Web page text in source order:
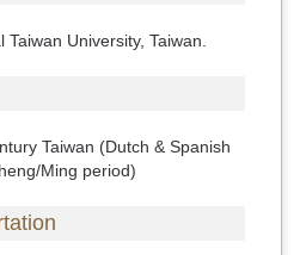
University, Taiwan.
Taiwan (Dutch & Spanish
Ming period)